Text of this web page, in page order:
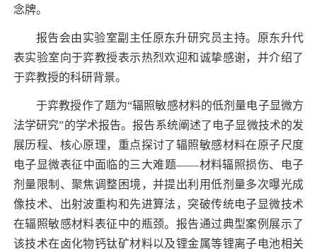
念牌。
报告会由实验室副主任原东升研究员主持。原东升代
表实验室向于弈教授表示热烈欢迎和诚挚感谢，并介绍了
于弈教授的科研背景。
于弈教授作了题为“辐照敏感材料的低剂量电子显微方
法学研究”的学术报告。报告系统阐述了电子显微技术的发
展历程、核心原理，重点探讨了辐照敏感材料在原子尺度
电子显微表征中面临的三大难题——材料辐照损伤、电子
剂量限制、聚焦调整困境，并提出利用低剂量多次曝光成
像技术、出射波重构和先进算法，突破传统电子显微技术
在辐照敏感材料表征中的瓶颈。报告通过典型案例展示了
该技术在卤化物钙钛矿材料以及锂金属等锂离子电池相关